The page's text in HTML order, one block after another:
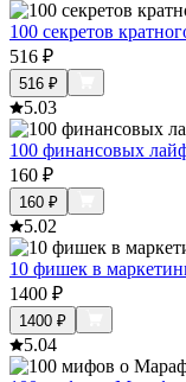
100 секретов
516 ₽
516 ₽
5.03
100 финансовых
160 ₽
160 ₽
5.02
10 фишек в
1400 ₽
1400 ₽
5.04